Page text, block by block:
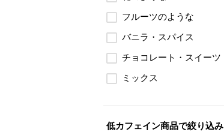
フルーツのような
バニラ・スパイス
チョコレート・スイーツ
ミックス
低カフェイン商品で絞り込み